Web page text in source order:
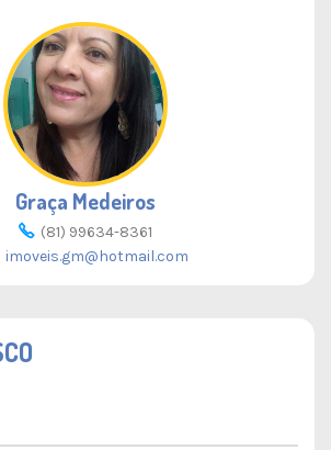
Graça Medeiros
(81) 99634-8361
imoveis.gm@hotmail.com